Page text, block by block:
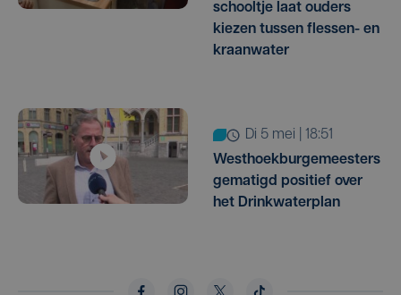
schooltje laat ouders
kiezen tussen flessen- en
kraanwater
di 5 mei | 18:51
Westhoekburgemeesters
gematigd positief over
het Drinkwaterplan